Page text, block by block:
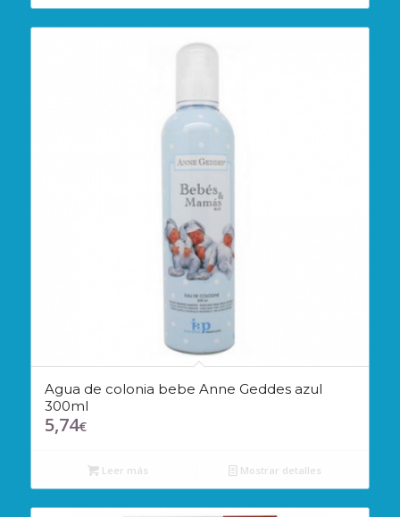
Agua de colonia bebe Anne Geddes azul
300ml
5,74€
Leer más Mostrar detalles